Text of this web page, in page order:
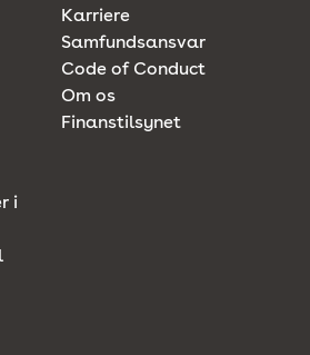
i
Karriere
Samfundsansvar
Code of Conduct
Om os
Finanstilsynet